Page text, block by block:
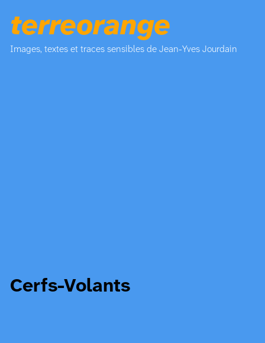
terreorange
Images, textes et traces sensibles de Jean-Yves Jourdain
Cerfs-Volants